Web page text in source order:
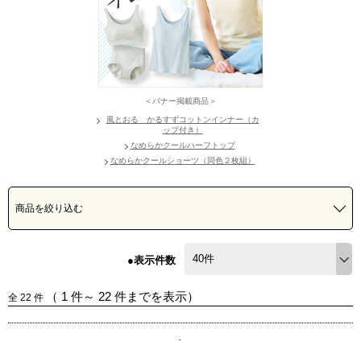
＜バナー掲載商品＞
風とおる かるすずコットンインナー（カ
ップ付き）
なめらかクールハーフトップ
なめらかクールショーツ（同色２枚組）
商品を絞り込む
●表示件数
全 22 件 （ 1 件～ 22 件までを表示）